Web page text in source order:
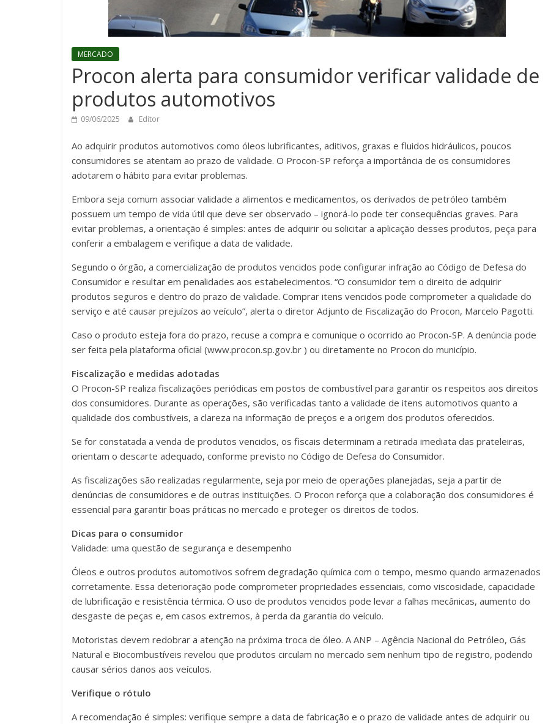
MERCADO
Procon alerta para consumidor verificar validade de
produtos automotivos
09/06/2025 Editor
Ao adquirir produtos automotivos como óleos lubrificantes, aditivos, graxas e fluidos hidráulicos, poucos
consumidores se atentam ao prazo de validade. O Procon-SP reforça a importância de os consumidores
adotarem o hábito para evitar problemas.
Embora seja comum associar validade a alimentos e medicamentos, os derivados de petróleo também
possuem um tempo de vida útil que deve ser observado – ignorá-lo pode ter consequências graves. Para
evitar problemas, a orientação é simples: antes de adquirir ou solicitar a aplicação desses produtos, peça para
conferir a embalagem e verifique a data de validade.
Segundo o órgão, a comercialização de produtos vencidos pode configurar infração ao Código de Defesa do
Consumidor e resultar em penalidades aos estabelecimentos. “O consumidor tem o direito de adquirir
produtos seguros e dentro do prazo de validade. Comprar itens vencidos pode comprometer a qualidade do
serviço e até causar prejuízos ao veículo”, alerta o diretor Adjunto de Fiscalização do Procon, Marcelo Pagotti.
Caso o produto esteja fora do prazo, recuse a compra e comunique o ocorrido ao Procon-SP. A denúncia pode
ser feita pela plataforma oficial (www.procon.sp.gov.br ) ou diretamente no Procon do município.
Fiscalização e medidas adotadas
O Procon-SP realiza fiscalizações periódicas em postos de combustível para garantir os respeitos aos direitos
dos consumidores. Durante as operações, são verificadas tanto a validade de itens automotivos quanto a
qualidade dos combustíveis, a clareza na informação de preços e a origem dos produtos oferecidos.
Se for constatada a venda de produtos vencidos, os fiscais determinam a retirada imediata das prateleiras,
orientam o descarte adequado, conforme previsto no Código de Defesa do Consumidor.
As fiscalizações são realizadas regularmente, seja por meio de operações planejadas, seja a partir de
denúncias de consumidores e de outras instituições. O Procon reforça que a colaboração dos consumidores é
essencial para garantir boas práticas no mercado e proteger os direitos de todos.
Dicas para o consumidor
Validade: uma questão de segurança e desempenho
Óleos e outros produtos automotivos sofrem degradação química com o tempo, mesmo quando armazenados
corretamente. Essa deterioração pode comprometer propriedades essenciais, como viscosidade, capacidade
de lubrificação e resistência térmica. O uso de produtos vencidos pode levar a falhas mecânicas, aumento do
desgaste de peças e, em casos extremos, à perda da garantia do veículo.
Motoristas devem redobrar a atenção na próxima troca de óleo. A ANP – Agência Nacional do Petróleo, Gás
Natural e Biocombustíveis revelou que produtos circulam no mercado sem nenhum tipo de registro, podendo
causar sérios danos aos veículos.
Verifique o rótulo
A recomendação é simples: verifique sempre a data de fabricação e o prazo de validade antes de adquirir ou